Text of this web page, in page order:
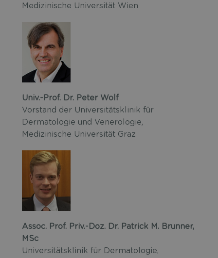
Medizinische Universität Wien
Univ.-Prof. Dr. Peter Wolf
Vorstand der Universitätsklinik für
Dermatologie und Venerologie,
Medizinische Universität Graz
Assoc. Prof. Priv.-Doz. Dr. Patrick M. Brunner,
MSc
Universitätsklinik für Dermatologie,